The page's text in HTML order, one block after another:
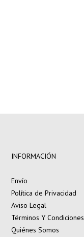
INFORMACIÓN
Envío
Política de Privacidad
Aviso Legal
Términos Y Condiciones
Quiénes Somos